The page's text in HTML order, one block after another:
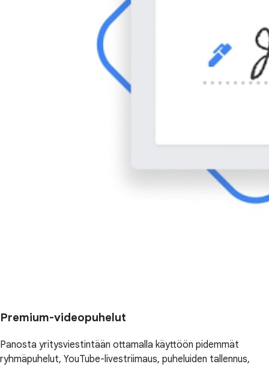
Premium-videopuhelut
Panosta yritysviestintään ottamalla käyttöön pidemmät
ryhmäpuhelut, YouTube-livestriimaus, puheluiden tallennus,